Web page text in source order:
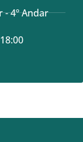
- 4º Andar